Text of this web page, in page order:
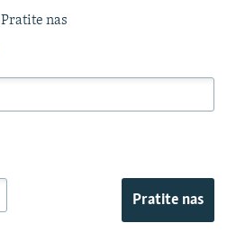
Pratite nas
Pratite nas